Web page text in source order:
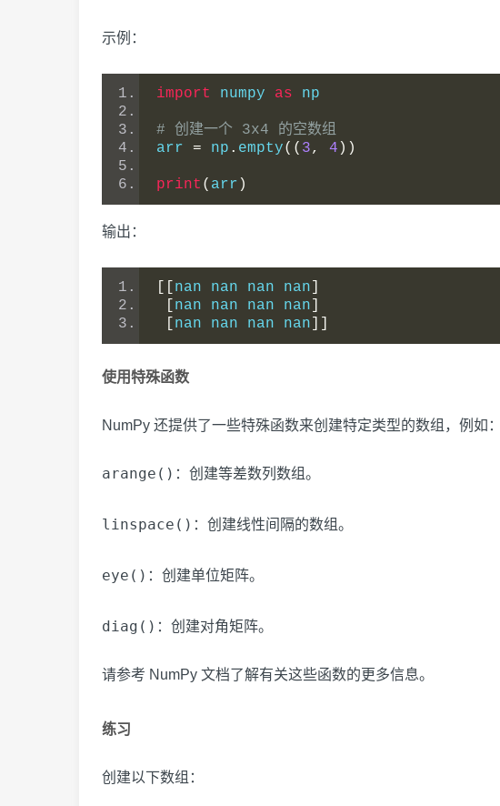
示例：
import numpy as np
# 创建一个 3x4 的空数组
arr = np . empty(( 3, 4 ))
print ( arr )
输出：
nan nan nan nan
nan nan nan nan
nan nan nan nan
使用特殊函数
NumPy 还提供了一些特殊函数来创建特定类型的数组，例如：
arange() ：创建等差数列数组。
linspace() ：创建线性间隔的数组。
eye() ：创建单位矩阵。
diag() ：创建对角矩阵。
请参考 NumPy 文档了解有关这些函数的更多信息。
练习
创建以下数组：